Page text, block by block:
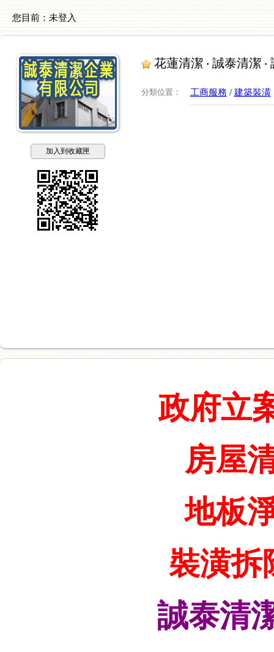
您目前： 未登入
加入到收藏匣
花蓮清潔 ‧ 誠泰清潔
分類位置 ： 工商服務 / 建築裝潢
政府立
房屋
地板
裝潢拆
誠泰清